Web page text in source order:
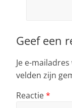
Geef een
Je e-
velden zijn
Reactie*